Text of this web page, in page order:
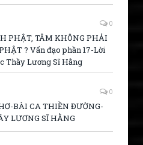
0
PHẬT, TÂM KHÔNG PHẢI
? Vấn đạo phần 17-Lời
Thầy Lương Sĩ Hằng
0
BÀI CA THIỀN ĐƯỜNG-
LƯƠNG SĨ HẰNG